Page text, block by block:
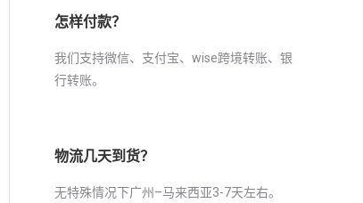
怎样付款？
我们支持微信、支付宝、wise跨境转账、银
行转账。
物流几天到货？
无特殊情况下广州–马来西亚3-7天左右。